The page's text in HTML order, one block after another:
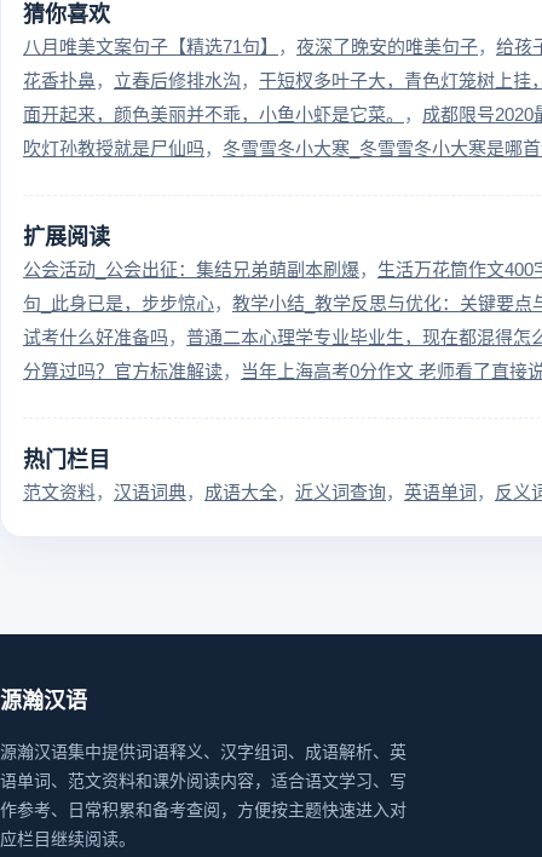
猜你喜欢
八月唯美文案句子【精选71句】 夜深了晚安的唯美句子
给孩
花香扑鼻
立春后修排水沟
干短杈多叶子大，青色灯笼树上挂
面开起来，颜色美丽并不乖，小鱼小虾是它菜。
成都限号2020
吹灯孙教授就是尸仙吗
冬雪雪冬小大寒_冬雪雪冬小大寒是哪
扩展阅读
公会活动_公会出征：集结兄弟萌副本刷爆
生活万花筒作文400
句_此身已是，步步惊心
教学小结_教学反思与优化：关键要点
试考什么好准备吗
普通二本心理学专业毕业生，现在都混得怎
分算过吗？官方标准解读
当年上海高考0分作文 老师看了直接
热门栏目
范文资料 汉语词典 成语大全 近义词查询 英语单词 反义
源瀚汉语
源瀚汉语集中提供词语释义、汉字组词、成语解析、英
语单词、范文资料和课外阅读内容，适合语文学习、写
作参考、日常积累和备考查阅，方便按主题快速进入对
应栏目继续阅读。